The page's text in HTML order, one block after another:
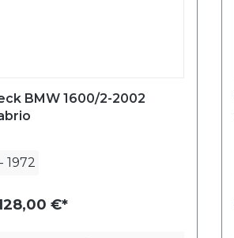
BMW 1600/2-2002
- 1972
€*